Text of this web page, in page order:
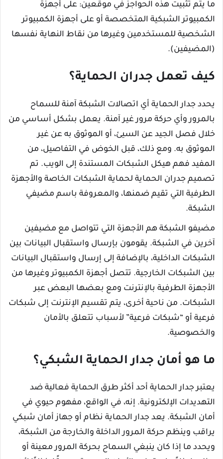
ما يتم تثبيت هذه الحواجز في موقعين: على أجهزة
الكمبيوتر الشبكية المتخصصة أو على أجهزة الكمبيوتر
الشخصية للمستخدمين وغيرها من نقاط النهاية نفسها
(المضيفين).
كيف تعمل جدران الحماية؟
يحدد جدار الحماية أي اتصالات الشبكة آمنة للسماح
بالمرور وأي حركة مرور غير آمنة. يعمل بشكل أساسي من
خلال فصل الجيد عن السيئ، أو الموثوق به عن غير
الموثوق به. ومع ذلك، قبل الخوض في التفاصيل، من
المفيد فهم هيكل الشبكات المستندة إلى الويب. تم
تصميم جدران الحماية لحماية الشبكات الخاصة والأجهزة
الطرفية التي تقيم ضمنها، والمعروفة باسم مضيفي
الشبكة.
مضيفو الشبكة هم الأجهزة التي تتواصل مع مضيفين
آخرين في الشبكة. يقومون بإرسال واستقبال البيانات بين
الشبكات الداخلية، بالإضافة إلى إرسال واستقبال البيانات
بين الشبكات الخارجية. تتصل أجهزة الكمبيوتر وغيرها من
الأجهزة الطرفية بالإنترنت ومع بعضها البعض عبر
الشبكات. من ناحية أخرى، يتم تقسيم الإنترنت إلى شبكات
فرعية أو “شبكات فرعية” لأسباب تتعلق بالأمان
والخصوصية.
ما هو أمان جدار الحماية الشبكي؟
يعتبر جدار الحماية أحد أكثر طرق الحماية فعالية ضد
التهديدات الإلكترونية. إنه، في الواقع، مفهوم حيوي في
أمان الشبكة. يعد جدار الحماية نظام أو جهاز أمان شبكي
يراقب وينظم حركة المرور الداخلة والخارجة من الشبكة،
ويحدد ما إذا كان ينبغي السماح بحركة المرور معينة أو